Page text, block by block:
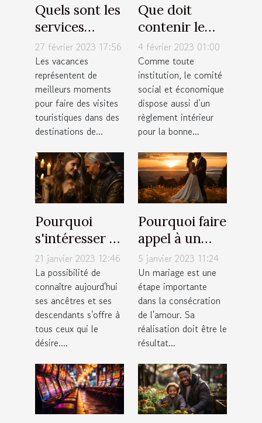
Quels sont les
services
proposés par
une agence
de tourisme ?
27 février 2023 17:56
Les vacances
représentent de
meilleurs moments
pour faire des visites
touristiques dans des
destinations de...
Que doit
contenir le
règlement
intérieur du
CSE ?
4 février 2023 01:00
Comme toute
institution, le comité
social et économique
dispose aussi d’un
règlement intérieur
pour la bonne...
Pourquoi
s'intéresser à
ses
descendants ?
21 janvier 2023 12:46
La possibilité de
connaître aujourd'hui
ses ancêtres et ses
descendants s'offre à
tous ceux qui le
désire....
Pourquoi faire
appel à un
photographe
à Annemasse
pour un
mariage ?
5 janvier 2023 11:24
Un mariage est une
étape importante
dans la consécration
de l'amour. Sa
réalisation doit être le
résultat...